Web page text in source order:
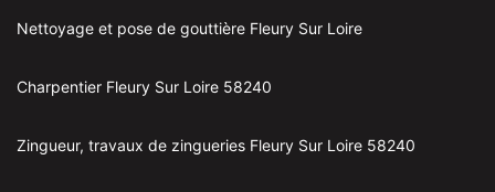
Nettoyage et pose de gouttière Fleury Sur Loire
Charpentier Fleury Sur Loire 58240
Zingueur, travaux de zingueries Fleury Sur Loire 58240